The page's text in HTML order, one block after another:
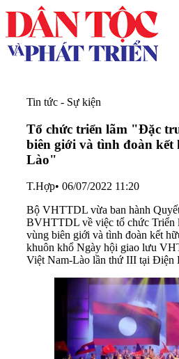
Tin tức - Sự kiện
Tổ chức triển lãm "Đặc
biên giới và tình đoàn kết
Lào"
T.Hợp• 06/07/2022 11:20
Bộ VHTTDL vừa ban hành
BVHTTDL về việc tổ chức Triển
vùng biên giới và tình đoàn kết
khuôn khổ Ngày hội giao lưu
Việt Nam-Lào lần thứ III tại Điện